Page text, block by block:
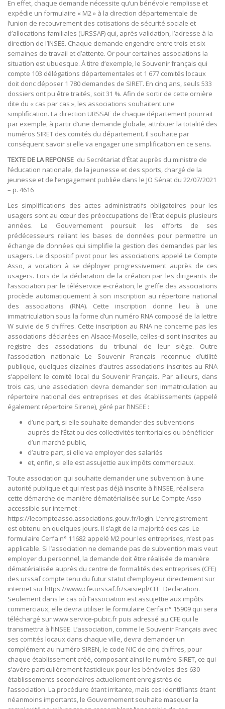
En effet, chaque demande nécessite qu’un bénévole remplisse et
expédie un formulaire « M2 » à la direction départementale de
l’union de recouvrement des cotisations de sécurité sociale et
d’allocations familiales (URSSAF) qui, après validation, l’adresse à la
direction de l’INSEE. Chaque demande engendre entre trois et six
semaines de travail et d’attente. Or pour certaines associations la
situation est ubuesque. À titre d’exemple, le Souvenir français qui
compte 103 délégations départementales et 1 677 comités locaux
doit donc déposer 1 780 demandes de SIRET. En cinq ans, seuls 533
dossiers ont pu être traités, soit 31 %. Afin de sortir de cette ornière
dite du « cas par cas », les associations souhaitent une
simplification. La direction URSSAF de chaque département pourrait
par exemple, à partir d’une demande globale, attribuer la totalité des
numéros SIRET des comités du département. Il souhaite par
conséquent savoir si elle va engager une simplification en ce sens.
TEXTE DE LA REPONSE du Secrétariat d’État auprès du ministre de
l’éducation nationale, de la jeunesse et des sports, chargé de la
jeunesse et de l’engagement publiée dans le JO Sénat du 22/07/2021
– p. 4616
Les simplifications des actes administratifs obligatoires pour les
usagers sont au cœur des préoccupations de l’État depuis plusieurs
années. Le Gouvernement poursuit les efforts de ses
prédécesseurs reliant les bases de données pour permettre un
échange de données qui simplifie la gestion des demandes par les
usagers. Le dispositif pivot pour les associations appelé Le Compte
Asso, a vocation à se déployer progressivement auprès de ces
usagers. Lors de la déclaration de la création par les dirigeants de
l’association par le téléservice e-création, le greffe des associations
procède automatiquement à son inscription au répertoire national
des associations (RNA). Cette inscription donne lieu à une
immatriculation sous la forme d’un numéro RNA composé de la lettre
W suivie de 9 chiffres. Cette inscription au RNA ne concerne pas les
associations déclarées en Alsace-Moselle, celles-ci sont inscrites au
registre des associations du tribunal de leur siège. Outre
l’association nationale Le Souvenir Français reconnue d’utilité
publique, quelques dizaines d’autres associations inscrites au RNA
s’appellent le comité local du Souvenir Français. Par ailleurs, dans
trois cas, une association devra demander son immatriculation au
répertoire national des entreprises et des établissements (appelé
également répertoire Sirene), géré par l’INSEE :
d’une part, si elle souhaite demander des subventions
auprès de l’État ou des collectivités territoriales ou bénéficier
d’un marché public,
d’autre part, si elle va employer des salariés
et, enfin, si elle est assujettie aux impôts commerciaux.
Toute association qui souhaite demander une subvention à une
autorité publique et qui n’est pas déjà inscrite à l’INSEE, réalisera
cette démarche de manière dématérialisée sur Le Compte Asso
accessible sur internet :
https://lecompteasso.associations.gouv.fr/login. L’enregistrement
est obtenu en quelques jours. Il s’agit de la majorité des cas. Le
formulaire Cerfa n° 11682 appelé M2 pour les entreprises, n’est pas
applicable. Si l’association ne demande pas de subvention mais veut
employer du personnel, la demande doit être réalisée de manière
dématérialisée auprès du centre de formalités des entreprises (CFE)
des urssaf compte tenu du futur statut d’employeur directement sur
internet sur https://www.cfe.urssaf.fr/saisiepl/CFE_Declaration.
Seulement dans le cas où l’association est assujettie aux impôts
commerciaux, elle devra utiliser le formulaire Cerfa n° 15909 qui sera
téléchargé sur www.service-pubic.fr puis adressé au CFE qui le
transmettra à l’INSEE. L’association, comme le Souvenir Français avec
ses comités locaux dans chaque ville, devra demander un
complément au numéro SIREN, le code NIC de cinq chiffres, pour
chaque établissement créé, composant ainsi le numéro SIRET, ce qui
s’avère particulièrement fastidieux pour les bénévoles des 630
établissements secondaires actuellement enregistrés de
l’association. La procédure étant irritante, mais ces identifiants étant
néanmoins importants, le Gouvernement souhaite masquer la